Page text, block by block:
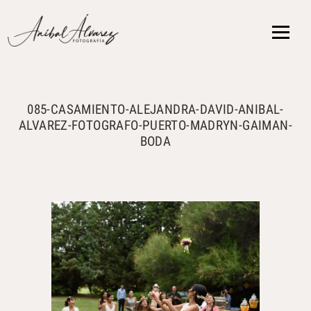
085-CASAMIENTO-ALEJANDRA-DAVID-ANIBAL-
ALVAREZ-FOTOGRAFO-PUERTO-MADRYN-GAIMAN-
BODA